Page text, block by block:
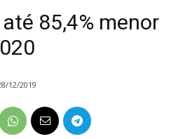
até 85,4% menor
12/2019